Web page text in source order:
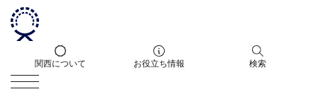
関西について お役立ち情報 検索